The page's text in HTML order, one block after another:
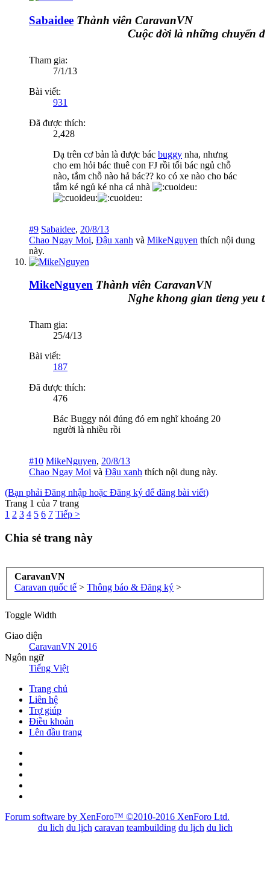
Sabaidee Thành viên CaravanVN
Cuộc đời là những chuyến đi
Tham gia:
7/1/13
Bài viết:
931
Đã được thích:
2,428
Dạ trên cơ bản là được bác buggy nha, nhưng
cho em hỏi bác thuê con FJ rồi tối bác ngủ chỗ
nào, tắm chỗ nào hả bác?? ko có xe nào cho bác
tắm ké ngủ ké nha cả nhà
#9 Sabaidee, 20/8/13
Chao Ngay Moi, Đậu xanh và MikeNguyen thích nội dung
này.
MikeNguyen Thành viên CaravanVN
Nghe khong gian tieng yeu
Tham gia:
25/4/13
Bài viết:
187
Đã được thích:
476
Bác Buggy nói đúng đó em nghĩ khoảng 20
người là nhiều rồi
#10 MikeNguyen, 20/8/13
Chao Ngay Moi và Đậu xanh thích nội dung này.
(Bạn phải Đăng nhập hoặc Đăng ký để đăng bài viết)
Trang 1 của 7 trang
1 2 3 4 5 6 7 Tiếp >
Chia sẻ trang này
CaravanVN
Caravan quốc tế > Thông báo & Đăng ký >
Toggle Width
Giao diện
CaravanVN 2016
Ngôn ngữ
Tiếng Việt
Trang chủ
Liên hệ
Trợ giúp
Điều khoản
Lên đầu trang
Forum software by XenForo™ ©2010-2016 XenForo Ltd.
du lich du lịch caravan teambuilding du lịch du lich